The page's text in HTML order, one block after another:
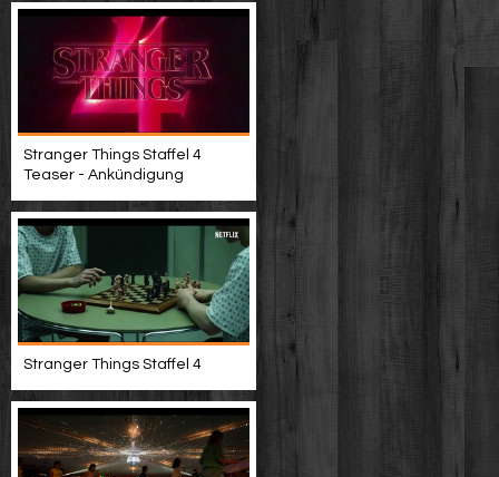
Stranger Things Staffel 4
Teaser - Ankündigung
Stranger Things Staffel 4